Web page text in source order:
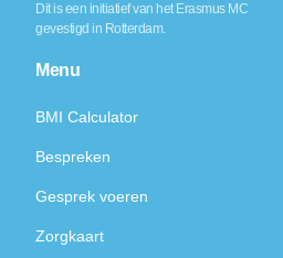
Dit is een initiatief van het Erasmus MC
gevestigd in Rotterdam.
Menu
BMI Calculator
Bespreken
Gesprek voeren
Zorgkaart